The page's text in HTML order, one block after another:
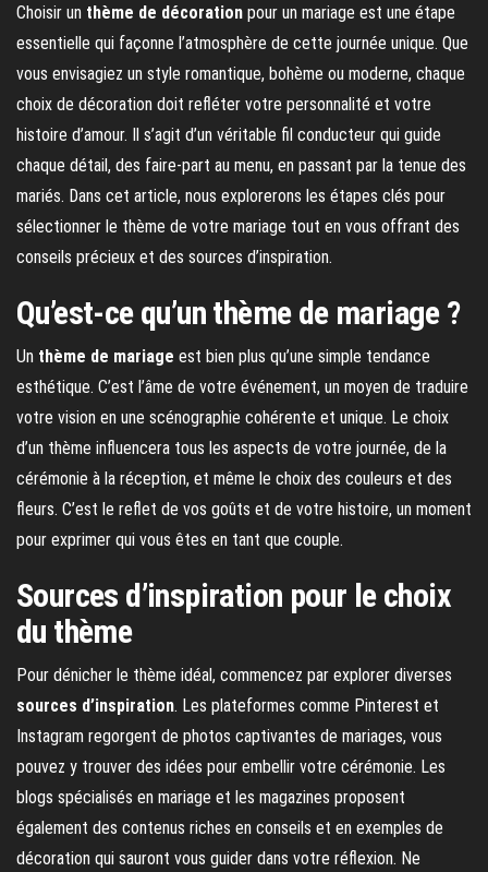
Choisir un thème de décoration pour un mariage est une étape
essentielle qui façonne l’atmosphère de cette journée unique. Que
vous envisagiez un style romantique, bohème ou moderne, chaque
choix de décoration doit refléter votre personnalité et votre
histoire d’amour. Il s’agit d’un véritable fil conducteur qui guide
chaque détail, des faire-part au menu, en passant par la tenue des
mariés. Dans cet article, nous explorerons les étapes clés pour
sélectionner le thème de votre mariage tout en vous offrant des
conseils précieux et des sources d’inspiration.
Qu’est-ce qu’un thème de mariage ?
Un thème de mariage est bien plus qu’une simple tendance
esthétique. C’est l’âme de votre événement, un moyen de traduire
votre vision en une scénographie cohérente et unique. Le choix
d’un thème influencera tous les aspects de votre journée, de la
cérémonie à la réception, et même le choix des couleurs et des
fleurs. C’est le reflet de vos goûts et de votre histoire, un moment
pour exprimer qui vous êtes en tant que couple.
Sources d’inspiration pour le choix
du thème
Pour dénicher le thème idéal, commencez par explorer diverses
sources d’inspiration. Les plateformes comme Pinterest et
Instagram regorgent de photos captivantes de mariages, vous
pouvez y trouver des idées pour embellir votre cérémonie. Les
blogs spécialisés en mariage et les magazines proposent
également des contenus riches en conseils et en exemples de
décoration qui sauront vous guider dans votre réflexion. Ne